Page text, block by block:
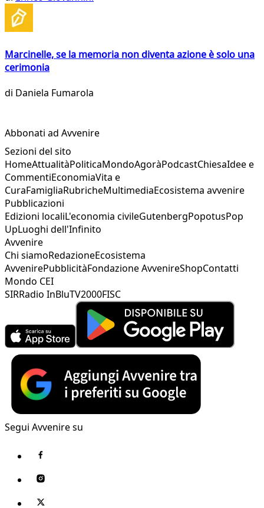
Marcinelle, se la memoria non diventa azione è solo una
cerimonia
di Daniela Fumarola
Abbonati ad Avvenire
Sezioni del sito
HomeAttualitàPoliticaMondoAgoràPodcastChiesaIdee e
CommentiEconomiaVita e
CuraFamigliaRubricheMultimediaEcosistema avvenire
Pubblicazioni
Edizioni localiL'economia civileGutenbergPopotusPop
UpLuoghi dell'Infinito
Avvenire
Chi siamoRedazioneEcosistema
AvvenirePubblicitàFondazione AvvenireShopContatti
Mondo CEI
SIRRadio InBluTV2000FISC
Segui Avvenire su